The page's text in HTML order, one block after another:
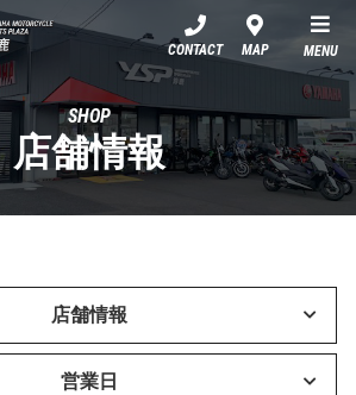
YSP鈴鹿
CONTACT MAP MENU
SHOP
店舗情報
店舗情報
営業日